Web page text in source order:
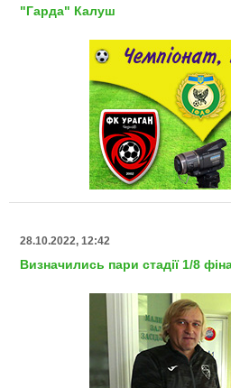
"Гарда" Калуш
28.10.2022, 12:42
Визначились пари стадії 1/8